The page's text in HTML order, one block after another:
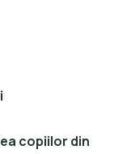
copiilor din